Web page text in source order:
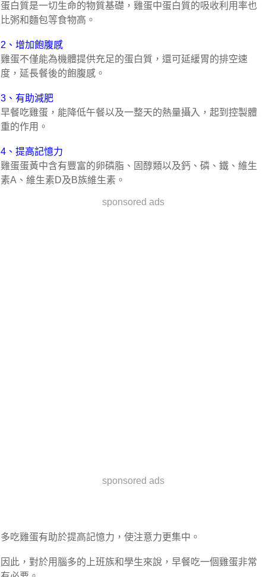
蛋白質是一切生命的物質基礎，雞蛋中蛋白質的吸收利用率也
比粥和麵包等食物高。
2、增加飽腹感
雞蛋不僅能為機體提供充足的蛋白質，還可延緩胃的排空速
度，延長餐後的飽腹感。
3、有助減肥
早餐吃雞蛋，能降低午餐以及一整天的熱量攝入，起到控製體
重的作用。
4、提高記憶力
雞蛋蛋黃中含有豐富的卵磷脂、固醇類以及鈣、磷、鐵、維生
素A、維生素D及B族維生素。
sponsored ads
sponsored ads
多吃雞蛋有助於提高記憶力，使注意力更集中。
因此，對於用腦多的上班族和學生來說，早餐吃一個雞蛋非常